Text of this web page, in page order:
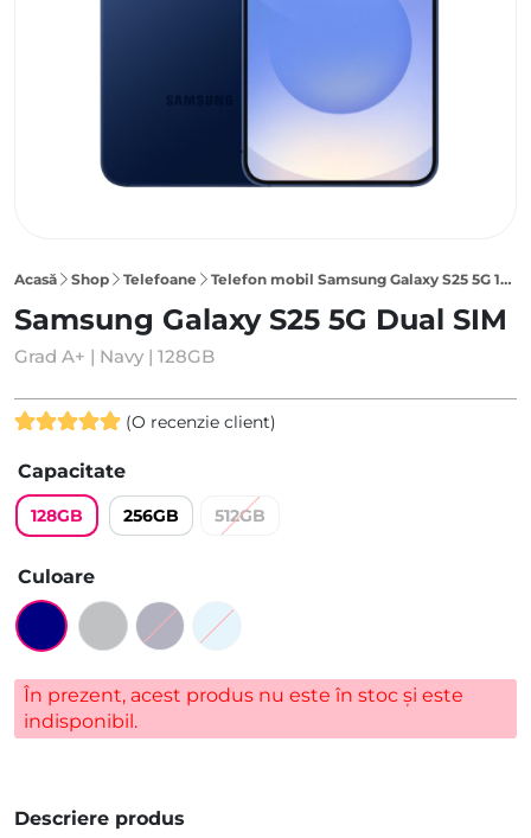
Acasă Shop Telefoane Telefon mobil Samsung Galaxy S25 5G 128GB Dual SIM, Navy
Samsung Galaxy S25 5G Dual SIM
Grad A+ | Navy | 128GB
5.00din 5
pe baza
unei singure
evaluări
(O recenzie client)
Capacitate
128GB 256GB 512GB
Culoare
În prezent, acest produs nu este în stoc și este
indisponibil.
Descriere produs